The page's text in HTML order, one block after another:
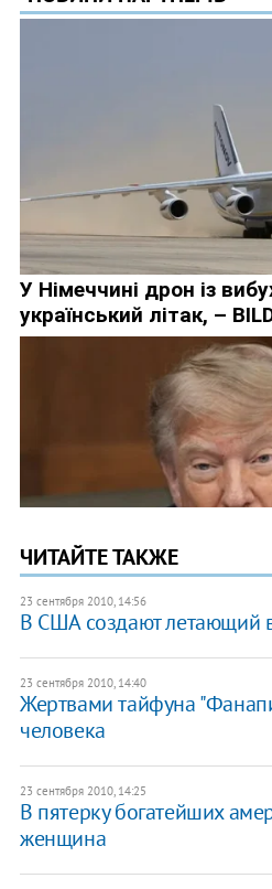
ЧИТАЙТЕ ТАКЖЕ
23 сентября 2010, 14:56
В США создают летающий
23 сентября 2010, 14:40
Жертвами тайфуна
человека
23 сентября 2010, 14:25
В пятерку богатейших
женщина